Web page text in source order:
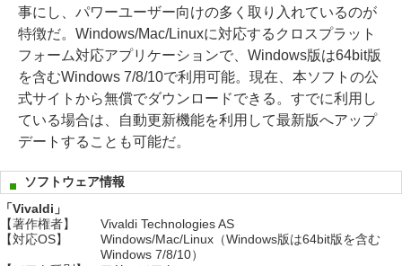
事にし、パワーユーザー向けの多く取り入れているのが
特徴だ。Windows/Mac/Linuxに対応するクロスプラット
フォーム対応アプリケーションで、Windows版は64bit版
を含むWindows 7/8/10で利用可能。現在、本ソフトの公
式サイトから無償でダウンロードできる。すでに利用し
ている場合は、自動更新機能を利用して最新版へアップ
デートすることも可能だ。
ソフトウェア情報
「Vivaldi」
【著作権者】
Vivaldi Technologies AS
【対応OS】
Windows/Mac/Linux（Windows版は64bit版を含む
Windows 7/8/10）